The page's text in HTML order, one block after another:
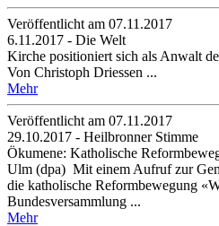
Veröffentlicht am 07­.11.2017
6.11.2017 - Die Welt
Kirche positioniert sich als Anwalt
Von Christoph Driessen ...
Mehr
Veröffentlicht am 07­.11.2017
29.10.2017 - Heilbronner Stimme
Ökumene: Katholische
Ulm (dpa) Mit einem Aufruf zur
die katholische Reformbewegung
Bundesversammlung ...
Mehr